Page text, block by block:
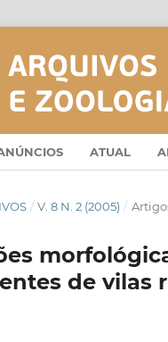
ATUAL
/ V. 8 N. 2 (2005) /
de vilas